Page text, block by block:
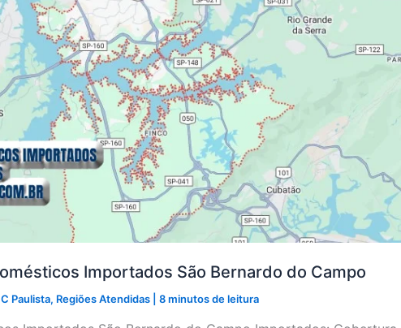
Importados São Bernardo do Campo
Paulista, Regiões Atendidas 8 minutos de leitura